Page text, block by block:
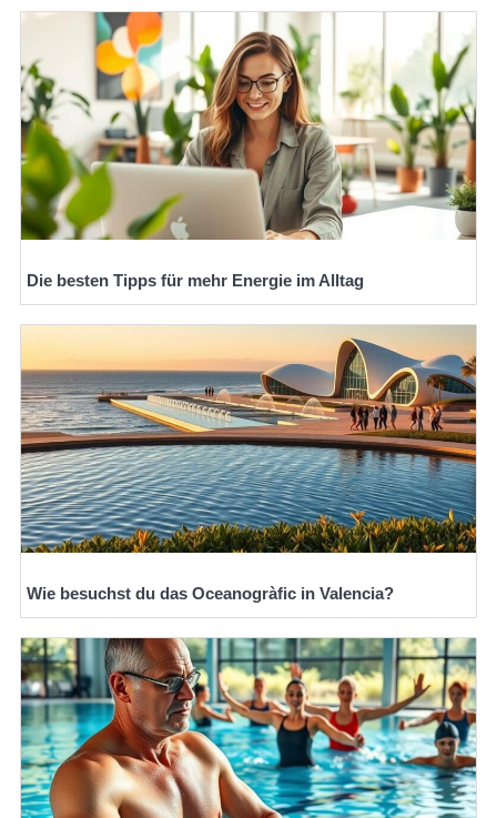
Die besten Tipps für mehr Energie im Alltag
Wie besuchst du das Oceanogràfic in Valencia?